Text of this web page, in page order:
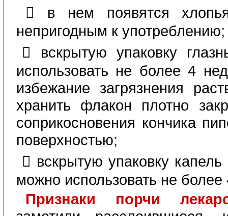
 в нем появятся
непригодным к употреблению;
 вскрытую упаковку
использовать не более 4
избежание загрязнения
хранить флакон плотно
соприкосновения кончика
поверхностью;
 вскрытую упаковку
можно использовать не более
Признаки порчи